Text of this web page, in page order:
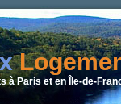
à Paris et en Île-de-